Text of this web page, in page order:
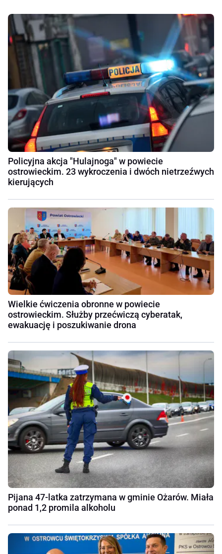
Policyjna akcja "Hulajnoga" w powiecie
ostrowieckim. 23 wykroczenia i dwóch nietrzeźwych
kierujących
Wielkie ćwiczenia obronne w powiecie
ostrowieckim. Służby przećwiczą cyberatak,
ewakuację i poszukiwanie drona
Pijana 47-latka zatrzymana w gminie Ożarów. Miała
ponad 1,2 promila alkoholu